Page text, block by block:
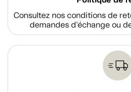
Consultez nos conditions de
demandes d'échange ou